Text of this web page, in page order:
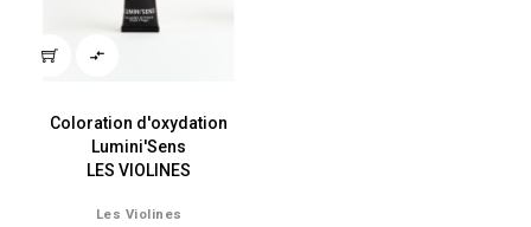

Coloration d'oxydation
Lumini'Sens
LES VIOLINES
Les Violines